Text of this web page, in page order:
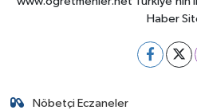
Haber
Nöbetçi Eczaneler